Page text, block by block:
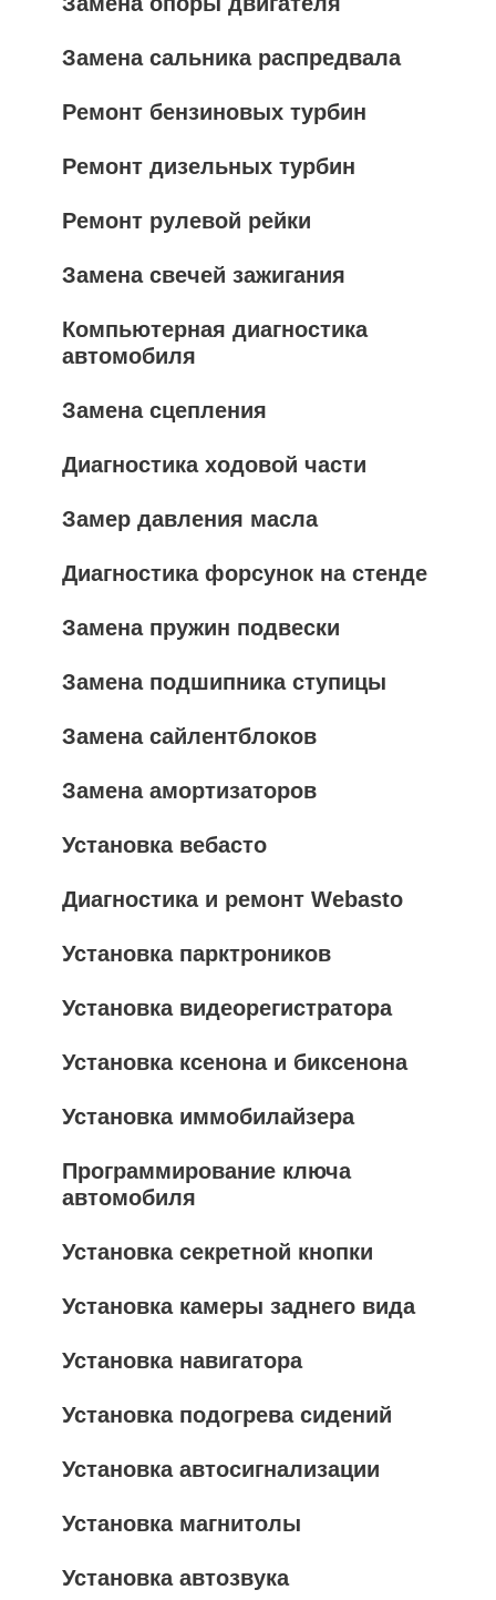
Замена сальника распредвала
Ремонт бензиновых турбин
Ремонт дизельных турбин
Ремонт рулевой рейки
Замена свечей зажигания
Компьютерная диагностика
автомобиля
Замена сцепления
Диагностика ходовой части
Замер давления масла
Диагностика форсунок на стенде
Замена пружин подвески
Замена подшипника ступицы
Замена сайлентблоков
Замена амортизаторов
Установка вебасто
Диагностика и ремонт Webasto
Установка парктроников
Установка видеорегистратора
Установка ксенона и биксенона
Установка иммобилайзера
Программирование ключа
автомобиля
Установка секретной кнопки
Установка камеры заднего вида
Установка навигатора
Установка подогрева сидений
Установка автосигнализации
Установка магнитолы
Установка автозвука